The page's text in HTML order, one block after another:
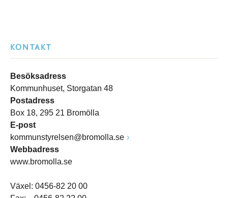
KONTAKT
Besöksadress
Kommunhuset, Storgatan 48
Postadress
Box 18, 295 21 Bromölla
E-post
kommunstyrelsen@bromolla.se
Webbadress
www.bromolla.se
Växel: 0456-82 20 00